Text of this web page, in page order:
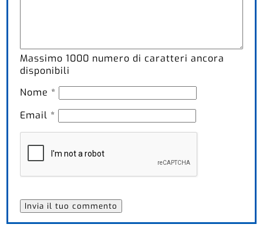
Massimo1000 numero di caratteri ancora
disponibili
Nome *
Email *